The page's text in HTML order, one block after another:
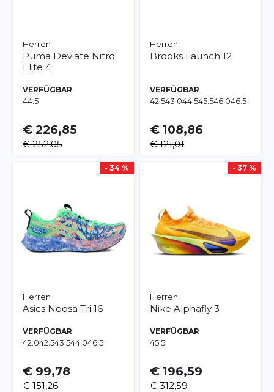
Herren
Puma Deviate Nitro
Elite 4
VERFÜGBAR
44.5
€ 226,85
€ 252,05
Herren
Brooks Launch 12
VERFÜGBAR
42.543.044.545.546.046.5
€ 108,86
€ 121,01
- 34 %
Herren
Asics Noosa Tri 16
VERFÜGBAR
42.042.543.544.046.5
€ 99,78
€ 151,26
- 37 %
Herren
Nike Alphafly 3
VERFÜGBAR
45.5
€ 196,59
€ 312,59